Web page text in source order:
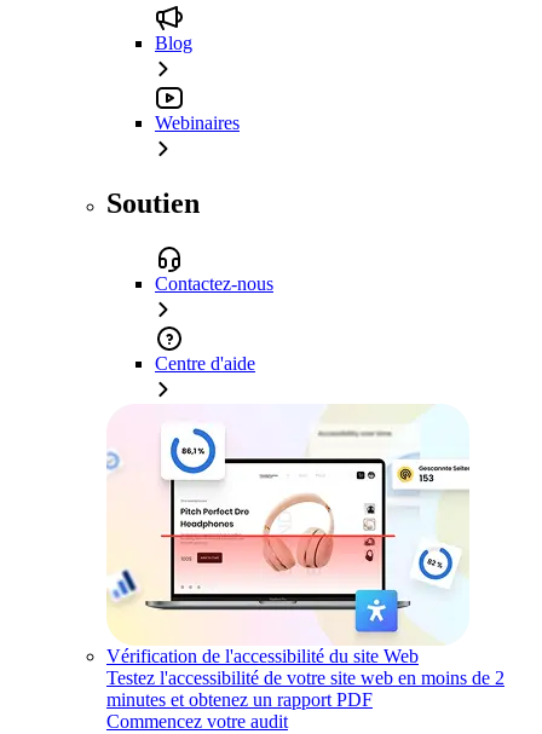
Blog
Webinaires
Soutien
Contactez-nous
Centre d'aide
Vérification de l'accessibilité du site Web
Testez l'accessibilité de votre site web en moins de 2
minutes et obtenez un rapport PDF
Commencez votre audit